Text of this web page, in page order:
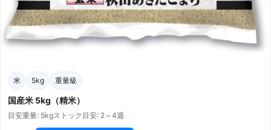
米 5kg 重量級
国産米 5kg（精米）
目安重量: 5kgストック目安: 2～4週